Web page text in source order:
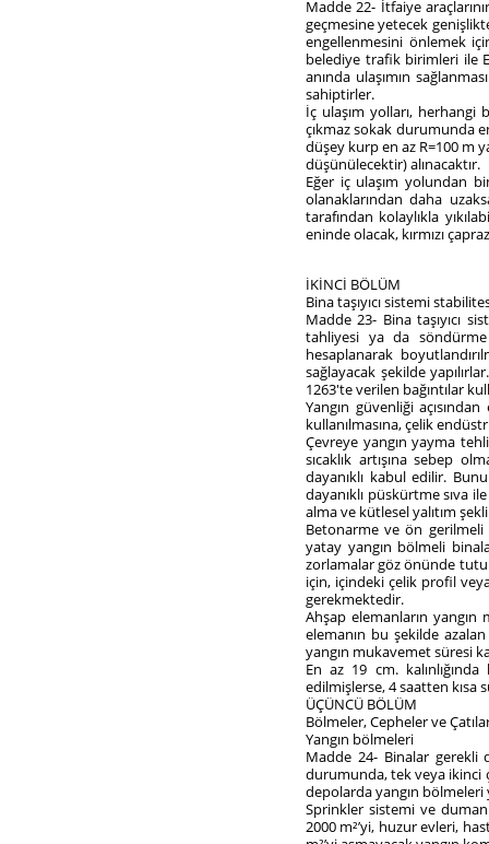
Madde 22- İtfaiye
geçmesine yetecek
engellenmesini önlemek
belediye trafik birimleri ile
anında ulaşımın
sahiptirler.
İç ulaşım yolları,
çıkmaz sokak durumunda
düşey kurp en az R=100 m
düşünülecektir) alınacaktır.
Eğer iç ulaşım yolundan
olanaklarından daha
tarafından kolaylıkla
eninde olacak, kırmızı
İKİNCİ BÖLÜM
Bina taşıyıcı sistemi
Madde 23- Bina taşıyıcı
tahliyesi ya da
hesaplanarak
sağlayacak şekilde
1263'te verilen bağıntılar
Yangın güvenliği açısından
kullanılmasına, çelik
Çevreye yangın yayma
sıcaklık artışına sebep
dayanıklı kabul edilir.
dayanıklı püskürtme sıva
alma ve kütlesel yalıtım
Betonarme ve ön gerilmeli
yatay yangın bölmeli
zorlamalar göz önünde
için, içindeki çelik profil veya
gerekmektedir.
Ahşap elemanların yangın
elemanın bu şekilde
yangın mukavemet süresi
En az 19 cm.
edilmişlerse, 4 saatten kısa
ÜÇÜNCÜ BÖLÜM
Bölmeler, Cepheler ve
Yangın bölmeleri
Madde 24- Binalar gerekli
durumunda, tek veya ikinci
depolarda yangın bölmeleri
Sprinkler sistemi ve duman
2000 m²’yi, huzur evleri,